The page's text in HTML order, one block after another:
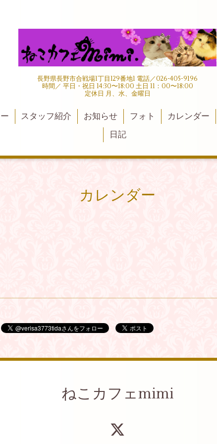
長野県長野市合戦場1丁目129番地1 電話／026-405-9196
時間／ 平日・祝日 14:30〜18:00 土日 11：00〜18:00
定休日 月、水、金曜日
スタッフ紹介 お知らせ フォト カレンダー
日記
カレンダー
ねこカフェmimi